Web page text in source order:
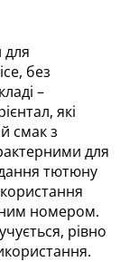
без
–
які
смак з
для
тютюну
номером.
рівно